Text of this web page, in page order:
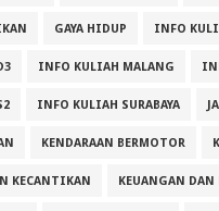
GAYA HIDUP INFO
INFO KULIAH MALANG
INFO KULIAH SURABAYA
KENDARAAN BERMOTOR
KECANTIKAN KEUANGAN DAN